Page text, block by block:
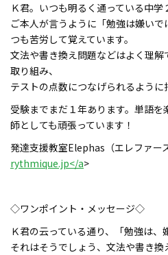
Ｋ君。いつも明るく通っている中学
ご本人が言うように「勉強は嫌い
つも苦労して覚えています。
文法や書き換え問題などはよく理
取り組み、
テストの点数につなげられるように
受験までまだ１年あります。単語
師としても頑張っています！
発達支援教室Elephas（エレファース
rythmique.jp</a>
◇ワンポイント・メッセージ◇
Ｋ君の云っている通り、「勉強は、
それはそうでしょう、文法や書き